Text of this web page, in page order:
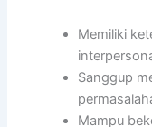
Memiliki
Sanggup
Mampu